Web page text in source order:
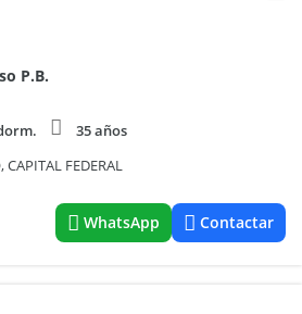
P.B.
35 años
CAPITAL FEDERAL
WhatsApp Contactar